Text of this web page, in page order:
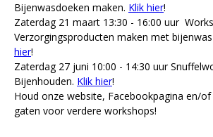
Bijenwasdoeken maken. Klik hier!
Zaterdag 21 maart 13:30 - 16:00 uur
Verzorgingsproducten maken met
hier!
Zaterdag 27 juni 10:00 - 14:30 uur
Bijenhouden. Klik hier!
Houd onze website, Facebookpagina en/
gaten voor verdere workshops!